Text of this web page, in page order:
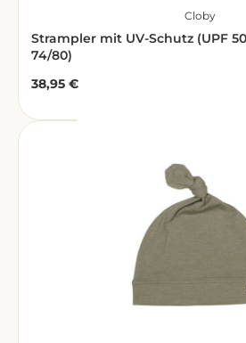
Cloby
Strampler mit UV-Schutz (UPF
74/80)
Regulärer Preis:
38,95 €